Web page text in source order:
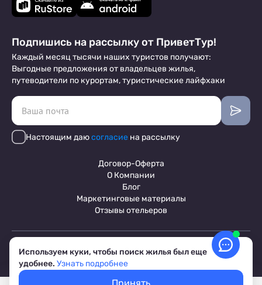
Подпишись на рассылку от ПриветТур!
Каждый месяц тысячи наших туристов получают:
Выгодные предложения от владельцев жилья,
путеводители по курортам, туристические лайфхаки
Настоящим даюсогласие на рассылку
Договор-Оферта
О Компании
Блог
Маркетинговые материалы
Отзывы отельеров
© 2017-2026 ПриветТур™
Пользовательское соглашение
Обработка персональных данных
Условия бронирования объектов
Используем куки, чтобы поиск жилья был еще
удобнее. Узнать подробнее